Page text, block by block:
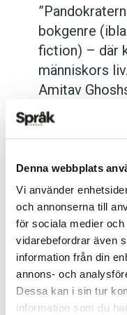
Denna webbplats
Vi använder
och annonserna till
för sociala medier
vidarebefordrar även
information från din
annons- och
Dessa kan i sin tur
information som du
bokgenre
fiction) – där
människors
Amitav
Anders
Foto: Pixabay
Prenumerera!
Språktidningen